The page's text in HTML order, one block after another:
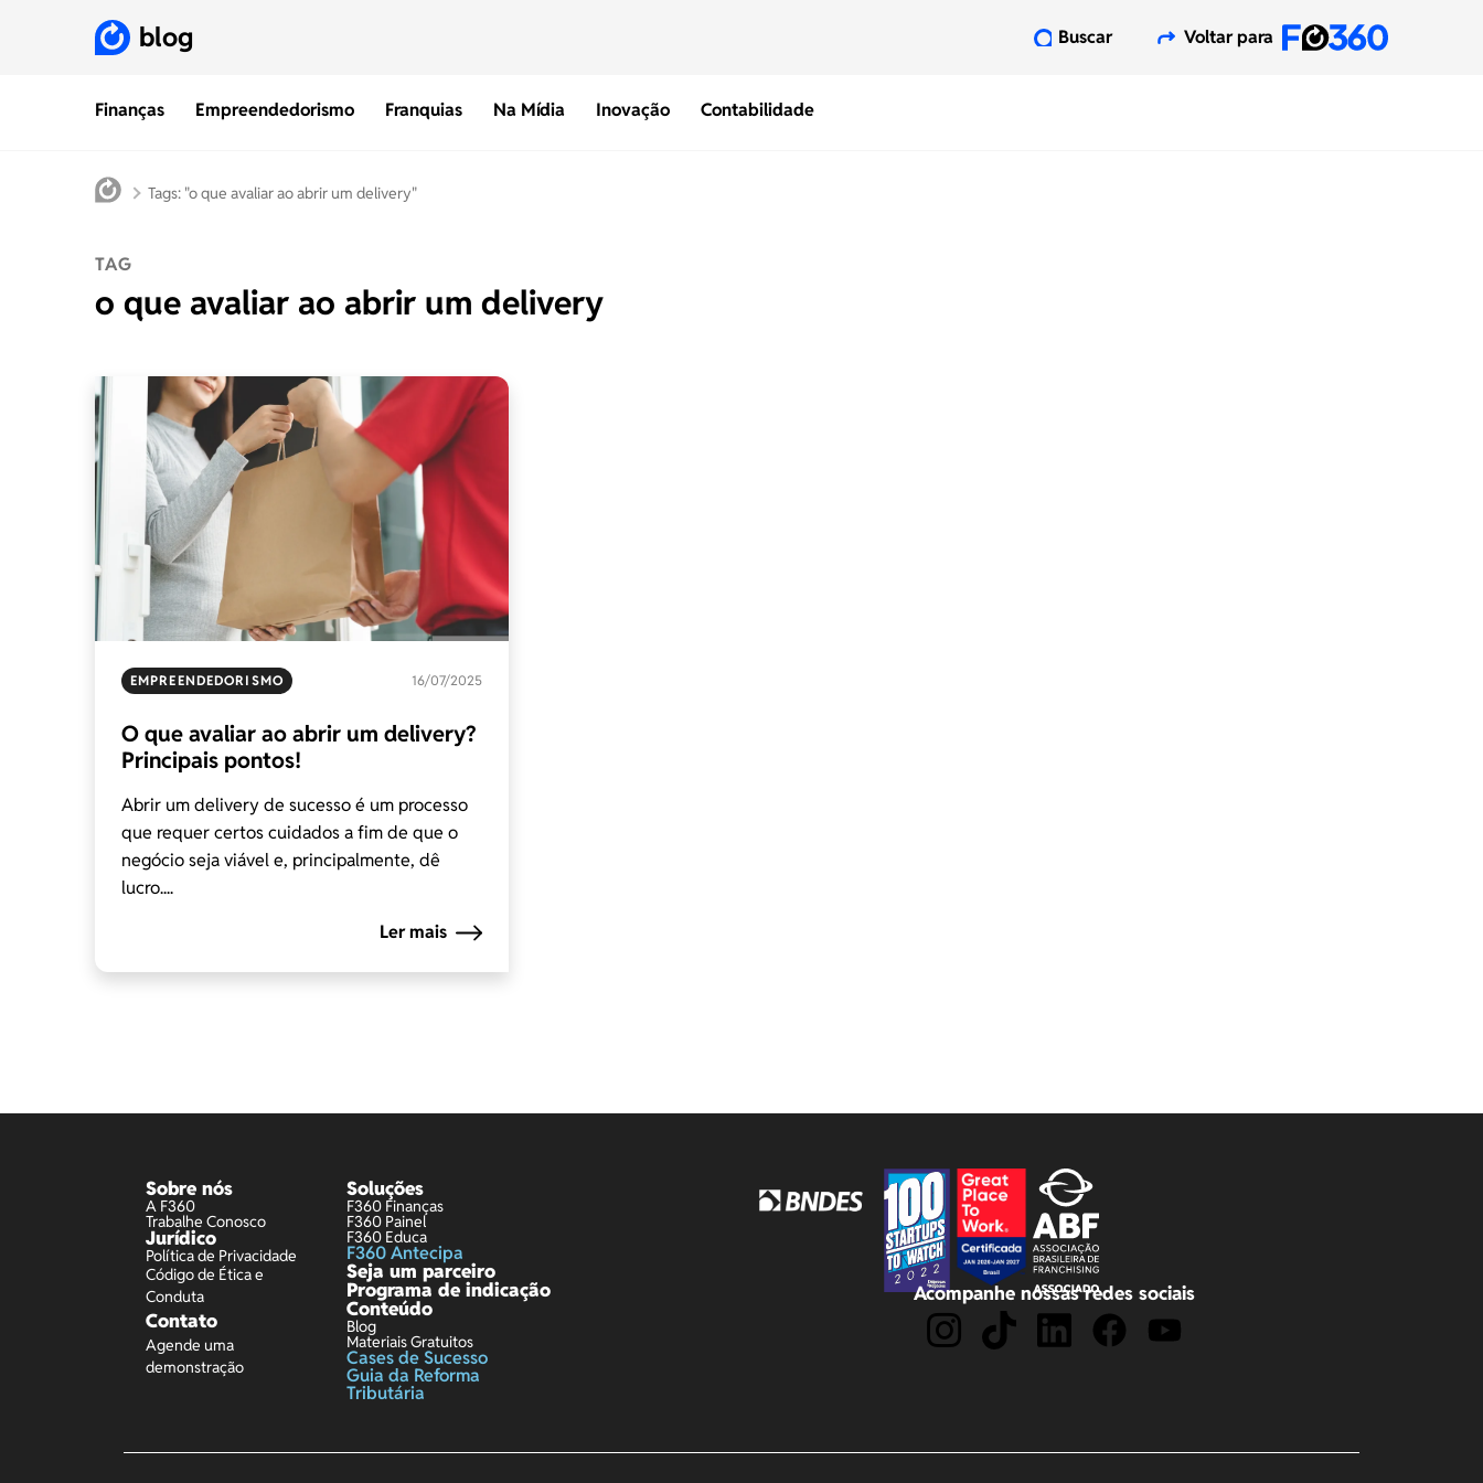
Finanças Empreendedorismo Franquias Na Mídia Inovação Contabilidade
blog Buscar Voltar para
Tags: "o que avaliar ao abrir um delivery"
TAG
o que avaliar ao abrir um delivery
EMPREENDEDORISMO 16/07/2025
O que avaliar ao abrir um delivery?
Principais pontos!
Abrir um delivery de sucesso é um processo
que requer certos cuidados a fim de que o
negócio seja viável e, principalmente, dê
lucro....
Ler mais
Sobre nós
A F360
Trabalhe Conosco
Jurídico
Política de Privacidade
Código de Ética e
Conduta
Contato
Agende uma
demonstração
Soluções
F360 Finanças
F360 Painel
F360 Educa
F360 Antecipa
Seja um parceiro
Programa de indicação
Conteúdo
Blog
Materiais Gratuitos
Cases de Sucesso
Guia da Reforma
Tributária
Acompanhe nossas redes sociais